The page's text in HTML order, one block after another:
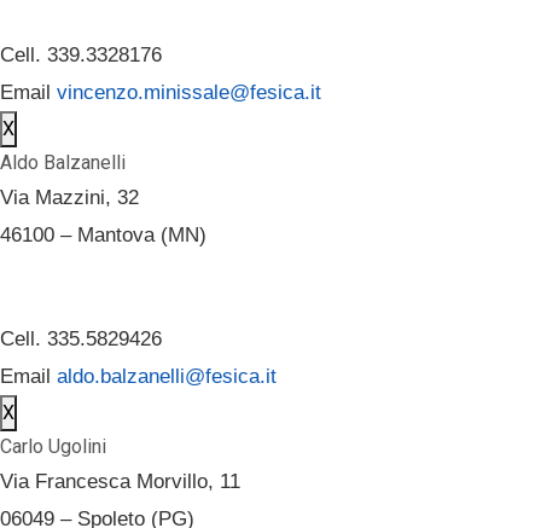
Cell. 339.3328176
Email vincenzo.minissale@fesica.it
X
Aldo Balzanelli
Via Mazzini, 32
46100 – Mantova (MN)
Cell. 335.5829426
Email aldo.balzanelli@fesica.it
X
Carlo Ugolini
Via Francesca Morvillo, 11
06049 – Spoleto (PG)